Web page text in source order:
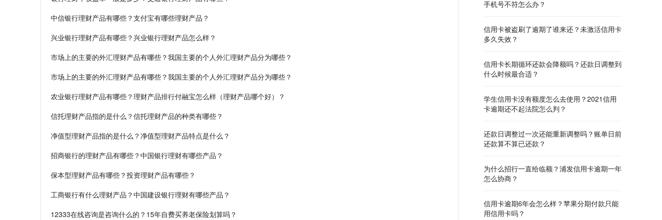
中信银行理财产品有哪些？支付宝有哪些理财产品？
兴业银行理财产品有哪些？兴业银行理财产品怎么样？
市场上的主要的外汇理财产品有哪些？我国主要的个人外汇理财产品分为哪些？
市场上的主要的外汇理财产品有哪些？我国主要的个人外汇理财产品分为哪些？
农业银行理财产品有哪些？理财产品排行付融宝怎么样（理财产品哪个好）？
信托理财产品指的是什么？信托理财产品的种类有哪些？
净值型理财产品指的是什么？净值型理财产品特点是什么？
招商银行的理财产品有哪些？中国银行理财有哪些产品？
保本型理财产品有哪些？投资理财产品有哪些？
工商银行有什么理财产品？中国建设银行理财有哪些产品？
12333在线咨询是咨询什么的？15年自费买养老保险划算吗？
手机号不符怎么办？
信用卡被盗刷了逾期了谁来还？未激活信用卡
多久失效？
信用卡长期循环还款会降额吗？还款日调整到
什么时候最合适？
学生信用卡没有额度怎么去使用？2021信用
卡逾期还不起法院怎么判？
还款日调整过一次还能重新调整吗？账单日前
还款算不算已还款？
为什么招行一直给临额？浦发信用卡逾期一年
怎么协商？
信用卡逾期6年会怎么样？苹果分期付款只能
用信用卡吗？